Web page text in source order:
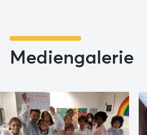
Mediengalerie